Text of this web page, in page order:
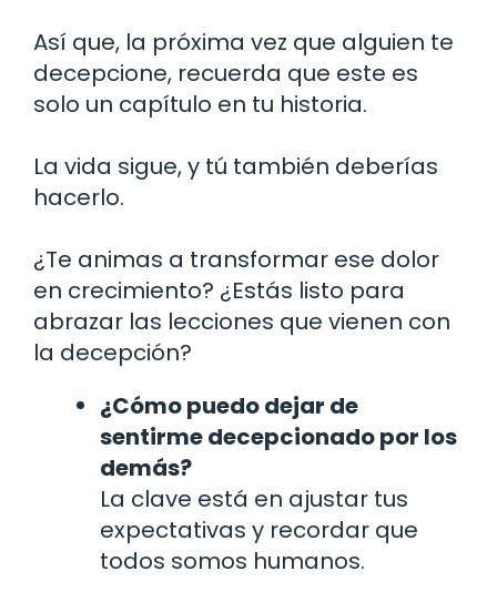
Así que, la próxima vez que alguien te
decepcione, recuerda que este es
solo un capítulo en tu historia.
La vida sigue, y tú también deberías
hacerlo.
¿Te animas a transformar ese dolor
en crecimiento? ¿Estás listo para
abrazar las lecciones que vienen con
la decepción?
¿Cómo puedo dejar de
sentirme decepcionado por los
demás?
La clave está en ajustar tus
expectativas y recordar que
todos somos humanos.